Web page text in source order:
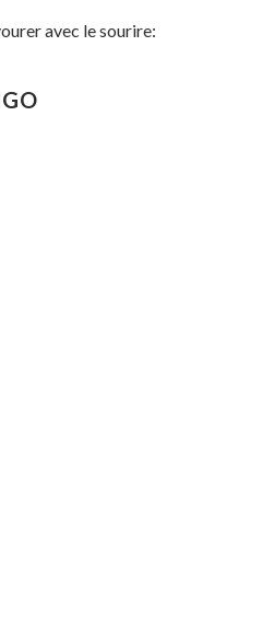
avec le sourire: